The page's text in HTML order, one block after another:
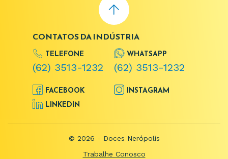
CONTATOS DA INDÚSTRIA
TELEFONE
(62) 3513-1232
WHATSAPP
(62) 3513-1232
FACEBOOK
INSTAGRAM
LINKEDIN
© 2026 - Doces Nerópolis
Trabalhe Conosco